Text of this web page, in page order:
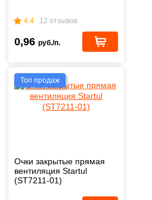
4.4 12 отзывов
0,96 руб./п.
Топ продаж
Очки закрытые прямая
вентиляция Startul
(ST7211-01)